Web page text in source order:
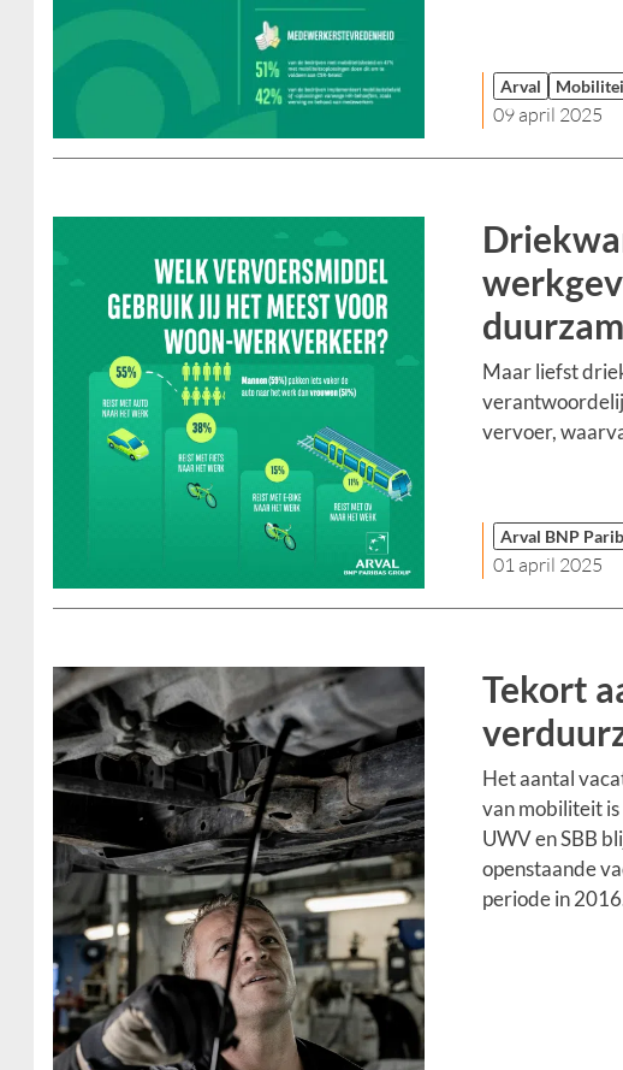
Arval
09 april 2025
Maar liefst
vervoer,
Arval BNP
01 april 2025
Tekort
Het aantal
van mobiliteit
UWV en SBB
openstaande
periode in